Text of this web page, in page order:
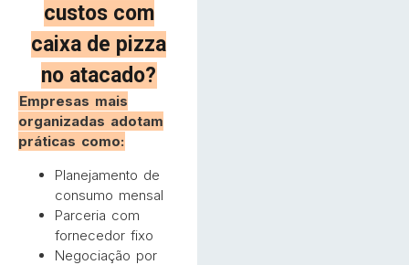
custos com
caixa de pizza
no atacado?
Empresas mais
organizadas adotam
práticas como:
Planejamento de
consumo mensal
Parceria com
fornecedor fixo
Negociação por